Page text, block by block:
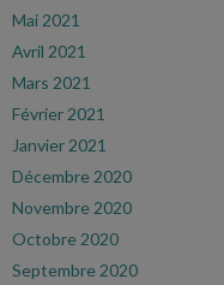
Mai 2021
Avril 2021
Mars 2021
Février 2021
Janvier 2021
Décembre 2020
Novembre 2020
Octobre 2020
Septembre 2020